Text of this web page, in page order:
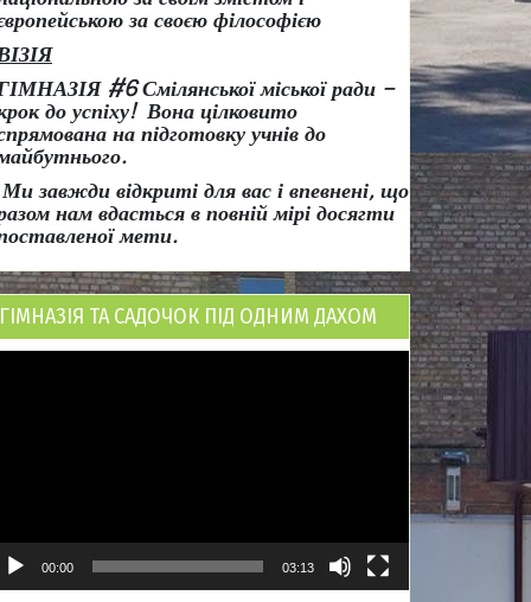
за своєю філософією
#6 Смілянської міської ради –
до успіху! Вона цілковито
на підготовку учнів до
Ми завжди відкриті для вас і впевнені, що
нам вдасться в повній мірі досягти
мети.
ГІМНАЗІЯ ТА САДОЧОК ПІД ОДНИМ ДАХОМ
00:00 03:13